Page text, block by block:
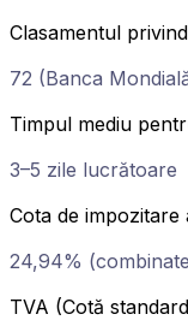
Clasamentul
72 (Banca
Timpul mediu
3–5 zile lucrătoare
Cota de impozitare
24,94%
TVA (Cotă